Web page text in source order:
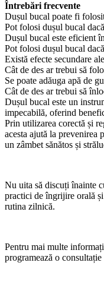
Întrebări frecvente
Dușul bucal poate fi
Pot folosi dușul bucal
Dușul bucal este eficient
Pot folosi dușul bucal
Există efecte secundare
Cât de des ar trebui să
Se poate adăuga apă de
Cât de des ar trebui să
Dușul bucal este un
impecabilă, oferind
Prin utilizarea corectă și
acesta ajută la prevenirea
un zâmbet sănătos și
Nu uita să discuți înainte
practici de îngrijire orală
rutina zilnică.
Pentru mai multe
programează o